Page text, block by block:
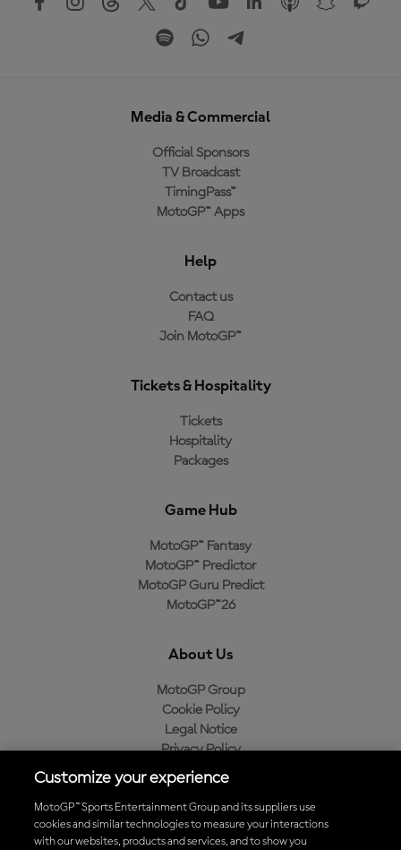
Media & Commercial
Official Sponsors
TV Broadcast
TimingPass™
MotoGP™ Apps
Help
Contact us
FAQ
Join MotoGP™
Tickets & Hospitality
Tickets
Hospitality
Packages
Game Hub
MotoGP™ Fantasy
MotoGP™ Predictor
MotoGP Guru Predict
MotoGP™26
About Us
MotoGP Group
Cookie Policy
Legal Notice
Privacy Policy
Purchase Policy
Baixe o aplicativo oficial da MotoGP™
Customize your experience
MotoGP™ Sports Entertainment Group and its suppliers use
cookies and similar technologies to measure your interactions
with our websites, products and services, and to show you